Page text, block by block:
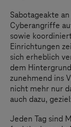
Sabotageakte
Cyberangriffe
sowie
Einrichtungen
sich erheblich
dem
zunehmend ins
nicht mehr nur
auch dazu,
Jeden Tag sind